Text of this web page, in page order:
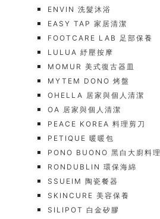
ENVIN 洗髮沐浴
EASY TAP 家居清潔
FOOTCARE LAB 足部保養
LULUA 紓壓按摩
MOMUR 美式復古器皿
MYTEM DONO 烤盤
OHELLA 居家與個人清潔
OA 居家與個人清潔
PEACE KOREA 料理剪刀
PETIQUE 暖暖包
PONO BUONO 黑白大廚料理
RONDUBLIN 環保海綿
SSUEIM 陶瓷餐器
SKINCURE 美容保養
SILIPOT 白金矽膠